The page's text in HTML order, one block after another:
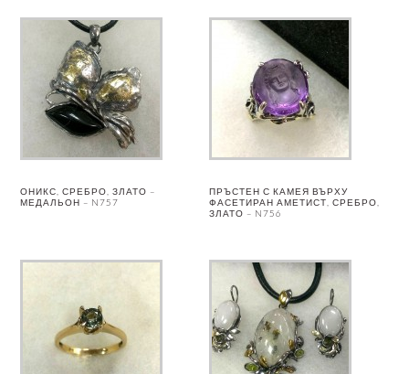
ОНИКС, СРЕБРО, ЗЛАТО –
МЕДАЛЬОН – N757
ПРЪСТЕН С КАМЕЯ ВЪРХУ
ФАСЕТИРАН АМЕТИСТ, СРЕБРО,
ЗЛАТО – N756